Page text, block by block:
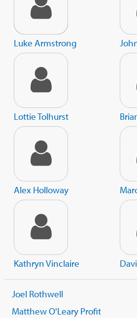
Luke Armstrong
Lottie Tolhurst
Alex Holloway
Kathryn Vinclaire
Joel Rothwell
Matthew O'Leary Profit